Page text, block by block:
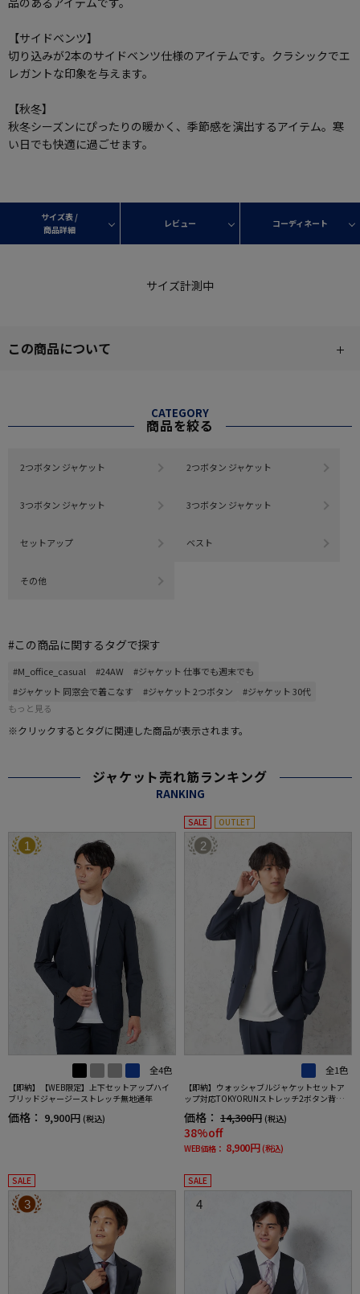
【サイドベンツ】
切り込みが2本のサイドベンツ仕様のアイテムです。クラシックでエ
レガントな印象を与えます。
【秋冬】
秋冬シーズンにぴったりの暖かく、季節感を演出するアイテム。寒
い日でも快適に過ごせます。
サイズ表 /
商品詳細
レビュー コーディネート
サイズ計測中
この商品について
CATEGORY
商品を絞る
2つボタン ジャケット 2つボタン ジャケット
3つボタン ジャケット 3つボタン ジャケット
セットアップ ベスト
その他
#この商品に関するタグで探す
#M_office_casual #24AW
#ジャケット 仕事でも週末でも
#ジャケット 同窓会で着こなす
#ジャケット 2つボタン
#ジャケット 30代
もっと見る
※クリックするとタグに関連した商品が表示されます。
ジャケット売れ筋ランキング
RANKING
1
全4色
【即納】【WEB限定】上下セットアップハイ
ブリッドジャージーストレッチ無地通年
価格： 9,900円 (税込)
SALE OUTLET
2
全1色
【即納】ウォッシャブルジャケットセットア
ップ対応TOKYORUNストレッチ2ボタン背抜き
仕様ブレスエフェクト生地春夏
価格： 14,300円 (税込)
38%off
WEB価格： 8,900円 (税込)
SALE
3
SALE
4